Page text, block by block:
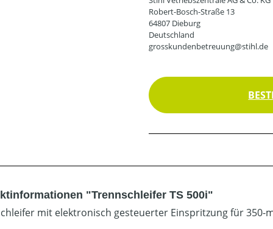
Robert-Bosch-Straße 13
64807 Dieburg
Deutschland
grosskundenbetreuung@stihl.de
"Trennschleifer TS 500i"
mit elektronisch gesteuerter Einspritzung für 350-